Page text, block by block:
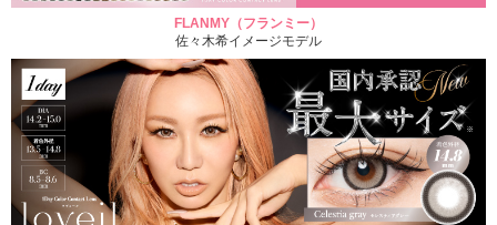
FLANMY（フランミー）
佐々木希イメージモデル